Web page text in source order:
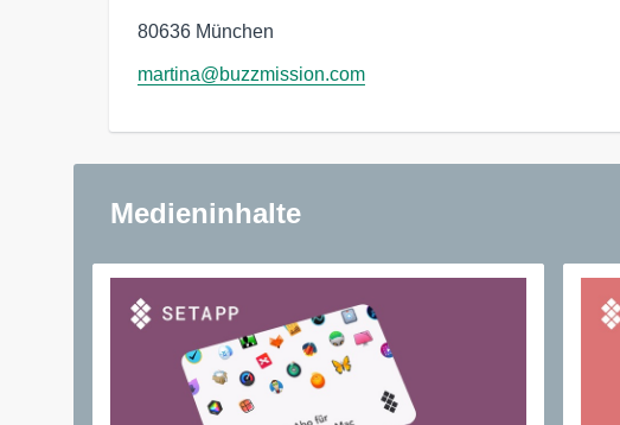
80636 München
martina@buzzmission.com
Medieninhalte